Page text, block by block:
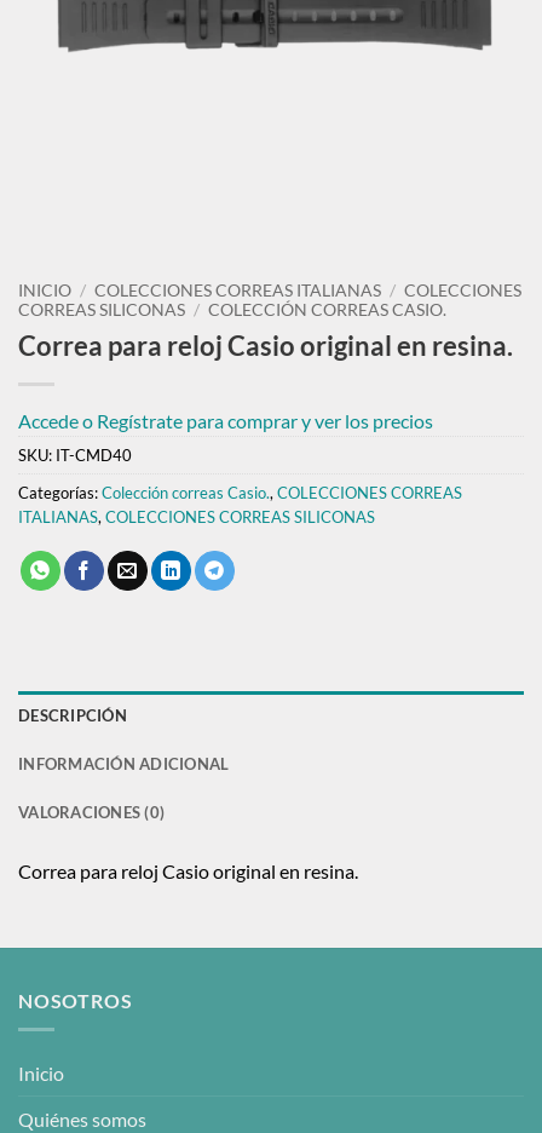
INICIO / COLECCIONES CORREAS ITALIANAS / COLECCIONES
CORREAS SILICONAS / COLECCIÓN CORREAS CASIO.
Correa para reloj Casio original en resina.
Accede o Regístrate para comprar y ver los precios
SKU: IT-CMD40
Categorías:Colección correas Casio., COLECCIONES CORREAS
ITALIANAS, COLECCIONES CORREAS SILICONAS
DESCRIPCIÓN
INFORMACIÓN ADICIONAL
VALORACIONES (0)
Correa para reloj Casio original en resina.
NOSOTROS
Inicio
Quiénes somos